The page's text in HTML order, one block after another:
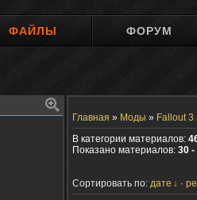
ФАЙЛЫ ФОРУМ
Главная » Моды » Fallout 3
В категории материалов:
Показано материалов: 30 -
Сортировать по: дате